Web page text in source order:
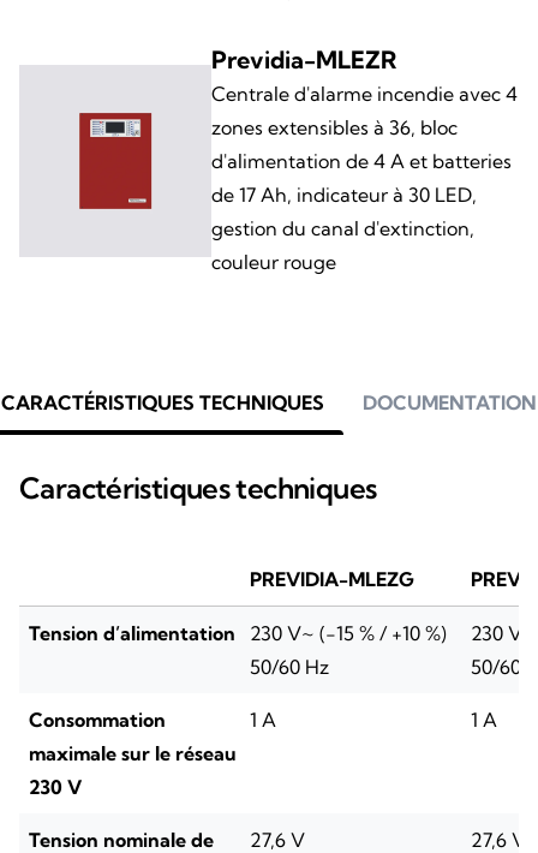
Previdia-MLEZR
Centrale d'alarme incendie avec 4
zones extensibles à 36, bloc
d'alimentation de 4 A et batteries
de 17 Ah, indicateur à 30 LED,
gestion du canal d'extinction,
couleur rouge
CARACTÉRISTIQUES TECHNIQUES DOCUMENTATION
Caractéristiques techniques
PREVIDIA-MLEZG
Tension d’alimentation
230 V~ (-15 % / +10 %)
50/60 Hz
230 V~
50/60
Consommation
maximale sur le réseau
230 V
1 A 1 A
Tension nominale de
27,6 V 27,6 V